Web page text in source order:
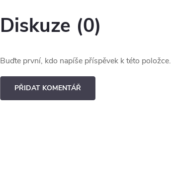
Diskuze (0)
Buďte první, kdo napíše příspěvek k této položce.
PŘIDAT KOMENTÁŘ